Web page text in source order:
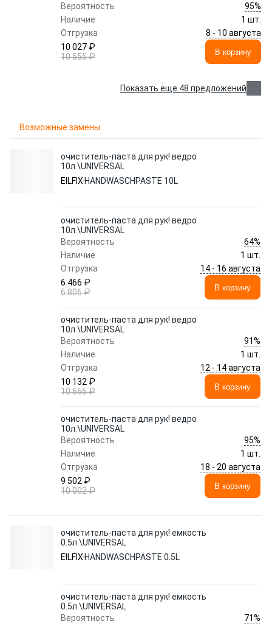
Вероятность
95%
Наличие
1 шт.
Отгрузка
8 - 10 августа
10 027 ₽
10 555 ₽
В корзину
Показать еще 48 предложений
Возможные замены
очиститель-паста для рук! ведро
10л.\UNIVERSAL
EILFIX HANDWASCHPASTE 10L
очиститель-паста для рук! ведро
10л.\UNIVERSAL
Вероятность
64%
Наличие
1 шт.
Отгрузка
14 - 16 августа
6 466 ₽
6 806 ₽
В корзину
очиститель-паста для рук! ведро
10л.\UNIVERSAL
Вероятность
91%
Наличие
1 шт.
Отгрузка
12 - 14 августа
10 132 ₽
10 666 ₽
В корзину
очиститель-паста для рук! ведро
10л.\UNIVERSAL
Вероятность
95%
Наличие
1 шт.
Отгрузка
18 - 20 августа
9 502 ₽
10 002 ₽
В корзину
очиститель-паста для рук! емкость
0.5л.\UNIVERSAL
EILFIX HANDWASCHPASTE 0.5L
очиститель-паста для рук! емкость
0.5л.\UNIVERSAL
Вероятность
71%